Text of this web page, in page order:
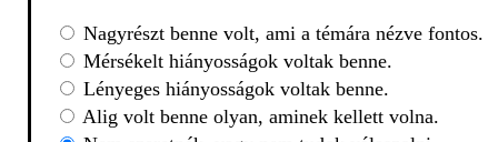
Nagyrészt benne volt, ami a témára nézve fontos.
Mérsékelt hiányosságok voltak benne.
Lényeges hiányosságok voltak benne.
Alig volt benne olyan, aminek kellett volna.